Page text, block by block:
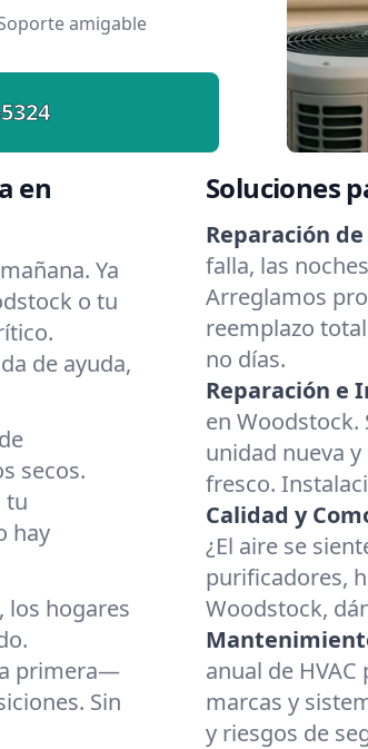
amigable
en
Ya
o tu
de ayuda,
secos.
tu
hay
los hogares
primera—
Sin
Soluciones
Reparación
falla, las
Arreglamos
reemplazo
no días.
Reparación e
en Woodstock.
unidad nueva
fresco.
Calidad y
¿El aire se
purificadores,
Woodstock,
anual de
marcas y
y riesgos de